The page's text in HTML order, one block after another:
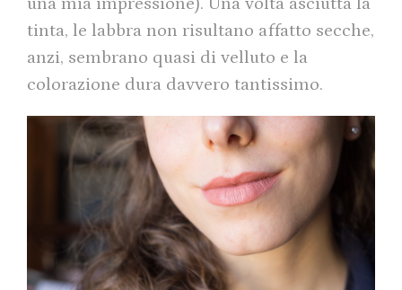
una mia impressione). Una volta asciutta la
tinta, le labbra non risultano affatto secche,
anzi, sembrano quasi di velluto e la
colorazione dura davvero tantissimo.